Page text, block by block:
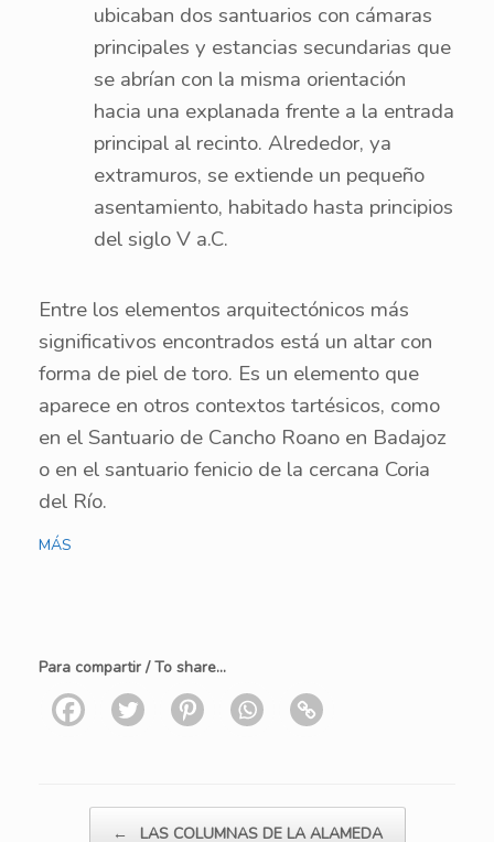
ubicaban dos santuarios con cámaras
principales y estancias secundarias que
se abrían con la misma orientación
hacia una explanada frente a la entrada
principal al recinto. Alrededor, ya
extramuros, se extiende un pequeño
asentamiento, habitado hasta principios
del siglo V a.C.
Entre los elementos arquitectónicos más
significativos encontrados está un altar con
forma de piel de toro. Es un elemento que
aparece en otros contextos tartésicos, como
en el Santuario de Cancho Roano en Badajoz
o en el santuario fenicio de la cercana Coria
del Río.
MÁS
Para compartir / To share...
← LAS COLUMNAS DE LA ALAMEDA